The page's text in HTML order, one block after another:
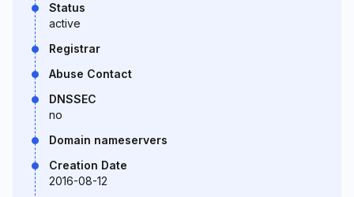
Status
active
Registrar
Abuse Contact
DNSSEC
no
Domain nameservers
Creation Date
2016-08-12